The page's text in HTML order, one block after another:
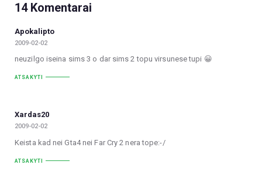
14 Komentarai
Apokalipto
2009-02-02
neuzilgo iseina sims 3 o dar sims 2 topu virsunese tupi 😀
ATSAKYTI
Xardas20
2009-02-02
Keista kad nei Gta4 nei Far Cry 2 nera tope:-/
ATSAKYTI